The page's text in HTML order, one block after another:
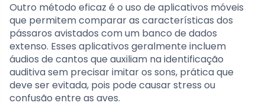
Outro método eficaz é o uso de aplicativos móveis
que permitem comparar as características dos
pássaros avistados com um banco de dados
extenso. Esses aplicativos geralmente incluem
áudios de cantos que auxiliam na identificação
auditiva sem precisar imitar os sons, prática que
deve ser evitada, pois pode causar stress ou
confusão entre as aves.